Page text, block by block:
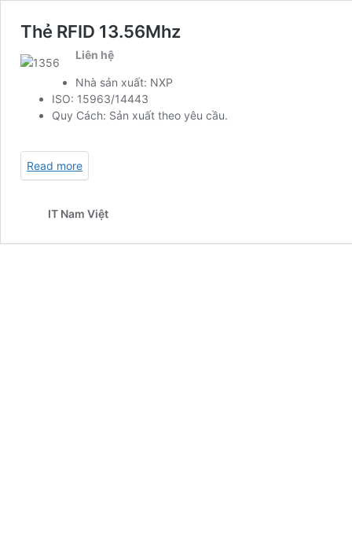
Thẻ RFID 13.56Mhz
Liên hệ
Nhà sản xuất: NXP
ISO: 15963/14443
Quy Cách: Sản xuất theo yêu cầu.
Read more
IT Nam Việt